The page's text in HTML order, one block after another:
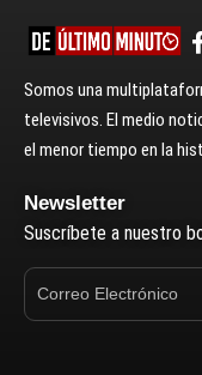
Somos una
televisivos. El medio
el menor tiempo en la
Newsletter
Suscríbete a nuestro